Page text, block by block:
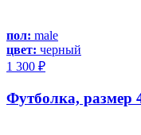
пол: male
цвет: черный
1 300 ₽
Футболка, размер